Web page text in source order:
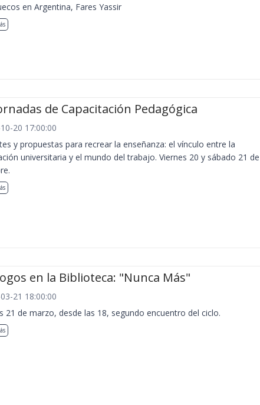
en Argentina, Fares Yassir
de Capacitación Pedagógica
20 17:00:00
y propuestas para recrear la enseñanza: el vínculo entre la
universitaria y el mundo del trabajo. Viernes 20 y sábado 21 de
en la Biblioteca: "Nunca Más"
21 18:00:00
21 de marzo, desde las 18, segundo encuentro del ciclo.